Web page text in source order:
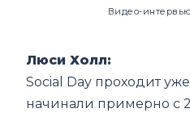
Видео-
Люси Холл:
Social Day проходит
начинали примерно с